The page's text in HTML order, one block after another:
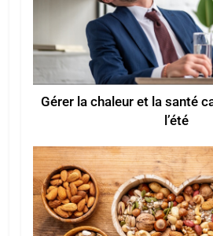
Gérer la chaleur et la santé
l’été